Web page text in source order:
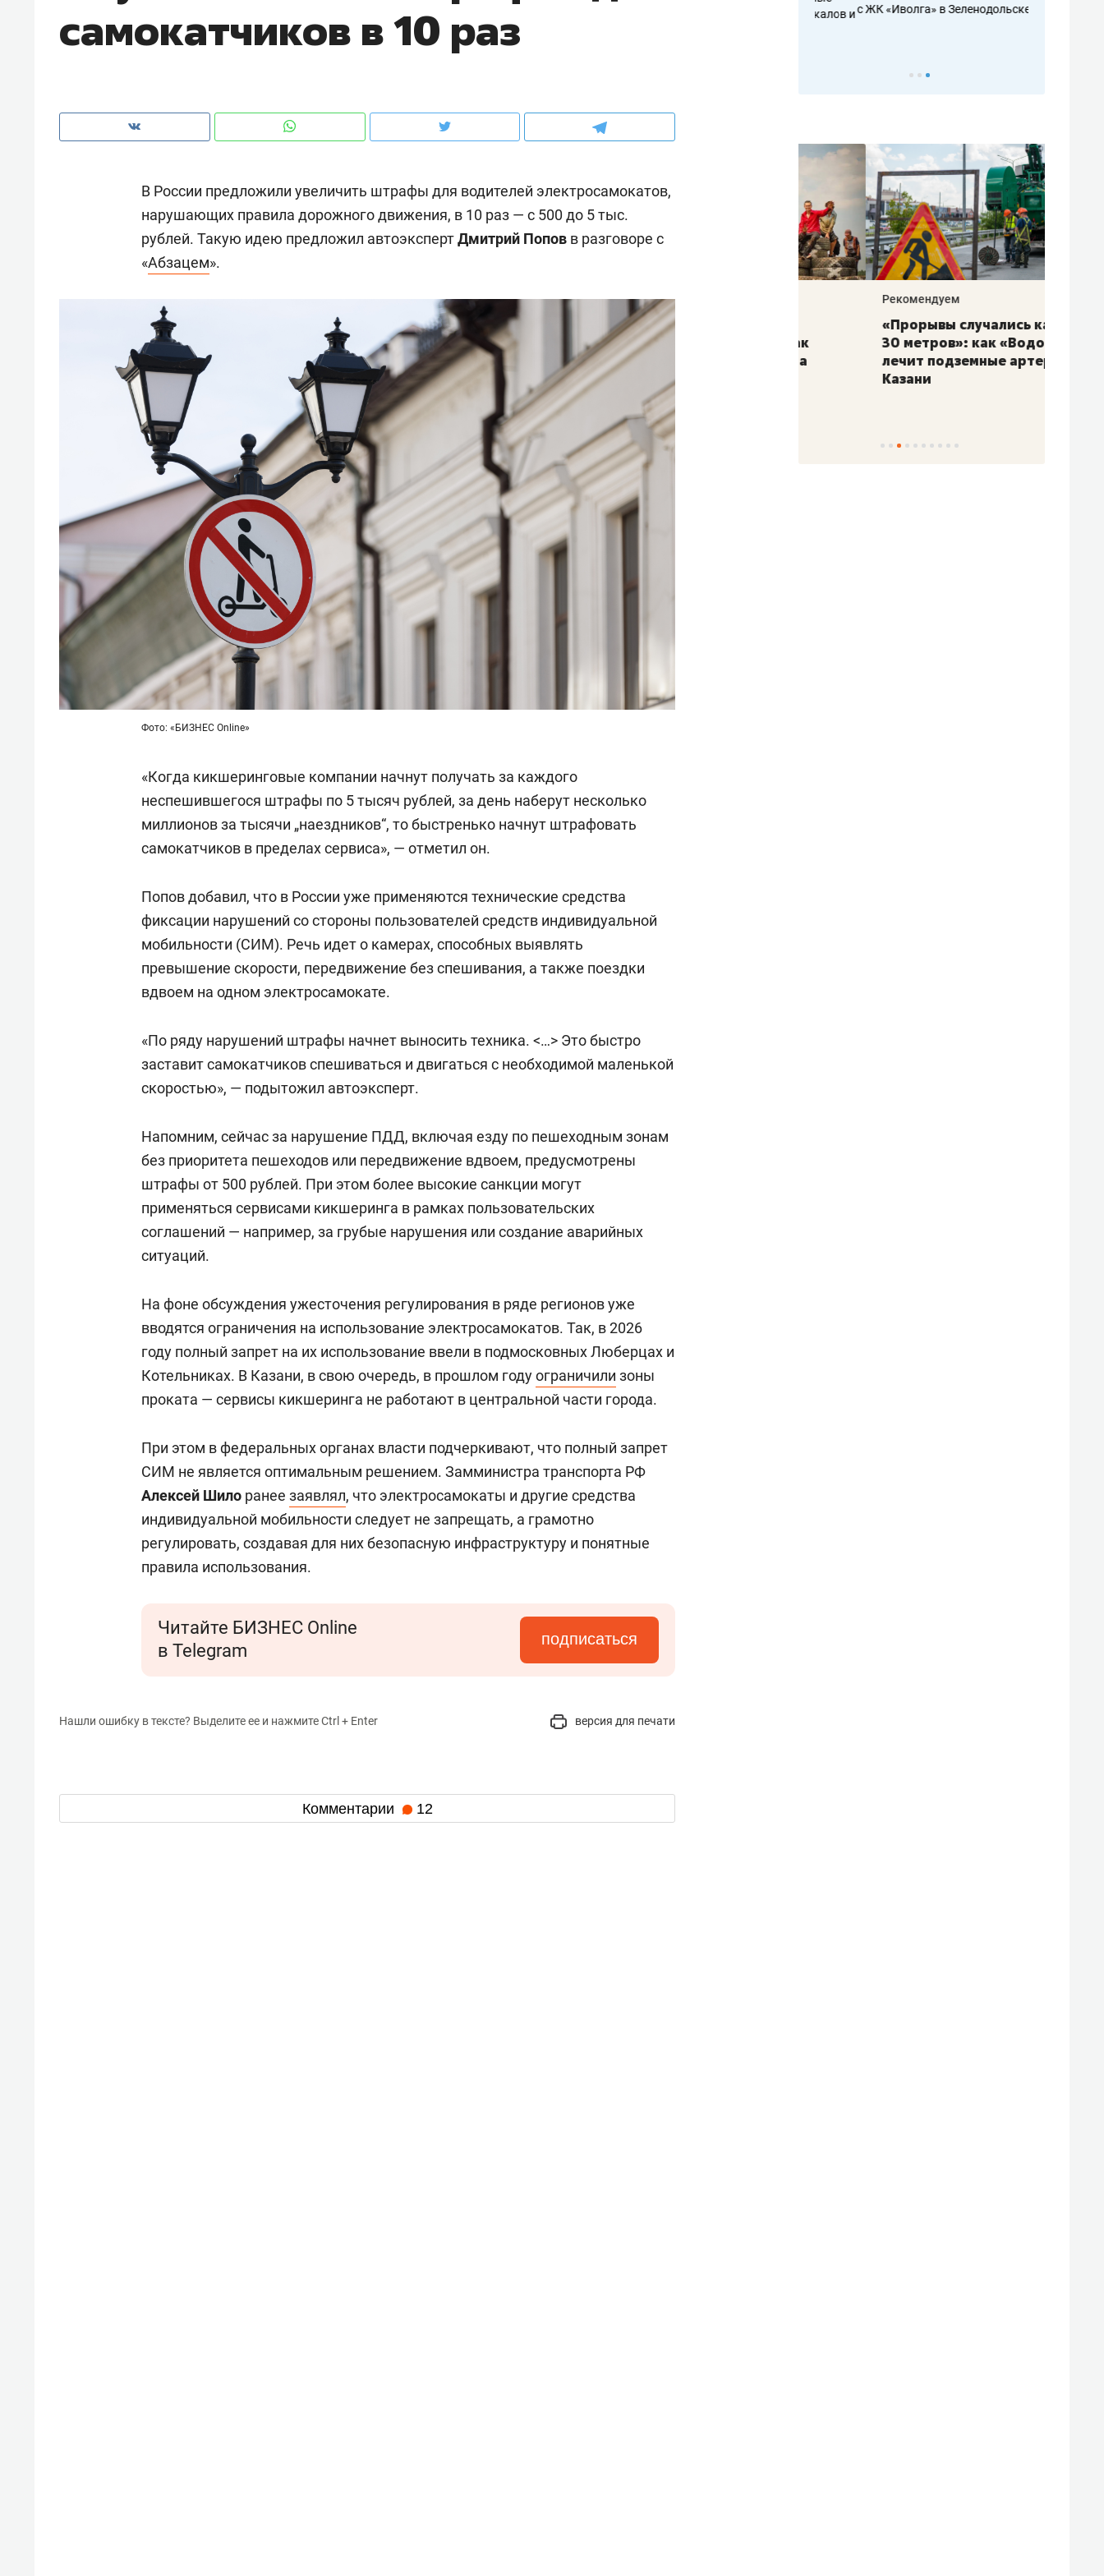
самокатчиков в 10 раз
В России предложили увеличить штрафы для водителей электросамокатов,
нарушающих правила дорожного движения, в 10 раз — с 500 до 5 тыс.
рублей. Такую идею предложил автоэкспертДмитрий Попов в разговоре с
«Абзацем».
Фото: «БИЗНЕС Online»
«Когда кикшеринговые компании начнут получать за каждого
неспешившегося штрафы по 5 тысяч рублей, за день наберут несколько
миллионов за тысячи „наездников“, то быстренько начнут штрафовать
самокатчиков в пределах сервиса», — отметил он.
Попов добавил, что в России уже применяются технические средства
фиксации нарушений со стороны пользователей средств индивидуальной
мобильности (СИМ). Речь идет о камерах, способных выявлять
превышение скорости, передвижение без спешивания, а также поездки
вдвоем на одном электросамокате.
«По ряду нарушений штрафы начнет выносить техника. <…> Это быстро
заставит самокатчиков спешиваться и двигаться с необходимой маленькой
скоростью», — подытожил автоэксперт.
Напомним, сейчас за нарушение ПДД, включая езду по пешеходным зонам
без приоритета пешеходов или передвижение вдвоем, предусмотрены
штрафы от 500 рублей. При этом более высокие санкции могут
применяться сервисами кикшеринга в рамках пользовательских
соглашений — например, за грубые нарушения или создание аварийных
ситуаций.
На фоне обсуждения ужесточения регулирования в ряде регионов уже
вводятся ограничения на использование электросамокатов. Так, в 2026
году полный запрет на их использование ввели в подмосковных Люберцах и
Котельниках. В Казани, в свою очередь, в прошлом годуограничили зоны
проката — сервисы кикшеринга не работают в центральной части города.
При этом в федеральных органах власти подчеркивают, что полный запрет
СИМ не является оптимальным решением. Замминистра транспорта РФ
Алексей Шило ранее заявлял, что электросамокаты и другие средства
индивидуальной мобильности следует не запрещать, а грамотно
регулировать, создавая для них безопасную инфраструктуру и понятные
правила использования.
Читайте БИЗНЕС Online
в Telegram
подписаться
Нашли ошибку в тексте? Выделите ее и нажмите Ctrl + Enter версия для печати
Комментарии 12
школьной формы о контрафакте,
налогах и развитии без кредитов
с ЖК «Иволга» в Зеленодольске
«В банкротствах сегодня
ищут не активы, а людей,
которые ими управляли. Они
отвечают личным
имуществом!»
Опыт выживания в дикой
природе, работа
с ментальным и физическим
состоянием как основа
антихрупких команд
Рекомендуем
Мексика, рок-концерт
и вагон с чак-чаком: как
в Менделеевске прошла
«Гонка Героев»
Рекомендуем
«Прорывы случались каждые
30 метров»: как «Водоканал»
лечит подземные артерии